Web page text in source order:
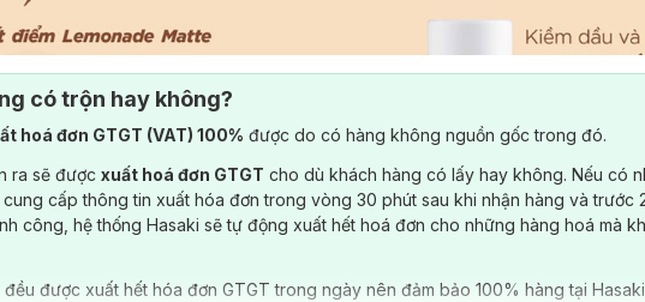
có trộn hay không?
hoá đơn GTGT (VAT) 100% được do có hàng không nguồn gốc trong đó.
ra sẽ được xuất hoá đơn GTGT cho dù khách hàng có lấy hay không. Nếu có
cấp thông tin xuất hóa đơn trong vòng 30 phút sau khi nhận hàng và trước
công, hệ thống Hasaki sẽ tự động xuất hết hoá đơn cho những hàng hoá mà
được xuất hết hóa đơn GTGT trong ngày nên đảm bảo 100% hàng tại